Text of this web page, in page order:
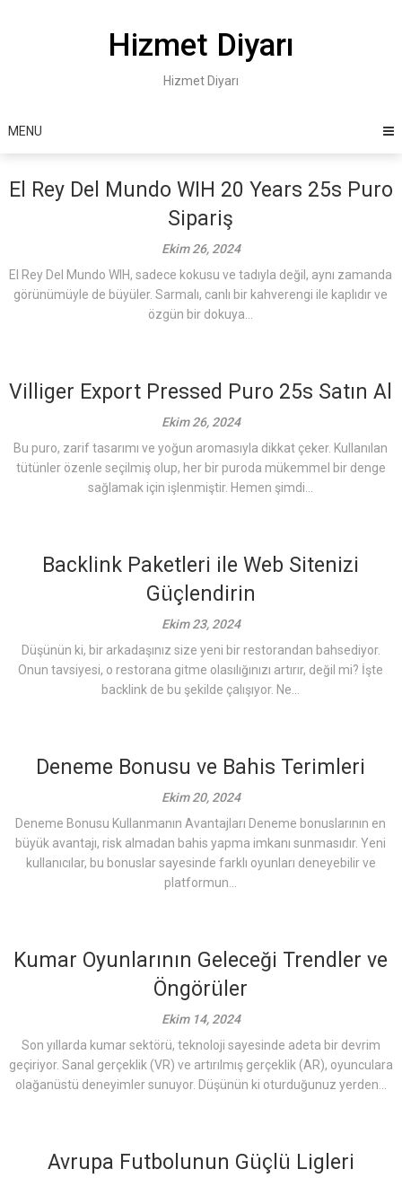
Hizmet Diyarı
Hizmet Diyarı
MENU
El Rey Del Mundo WIH 20 Years 25s Puro
Sipariş
Ekim 26, 2024
El Rey Del Mundo WIH, sadece kokusu ve tadıyla değil, aynı zamanda
görünümüyle de büyüler. Sarmalı, canlı bir kahverengi ile kaplıdır ve
özgün bir dokuya...
Villiger Export Pressed Puro 25s Satın Al
Ekim 26, 2024
Bu puro, zarif tasarımı ve yoğun aromasıyla dikkat çeker. Kullanılan
tütünler özenle seçilmiş olup, her bir puroda mükemmel bir denge
sağlamak için işlenmiştir. Hemen şimdi...
Backlink Paketleri ile Web Sitenizi
Güçlendirin
Ekim 23, 2024
Düşünün ki, bir arkadaşınız size yeni bir restorandan bahsediyor.
Onun tavsiyesi, o restorana gitme olasılığınızı artırır, değil mi? İşte
backlink de bu şekilde çalışıyor. Ne...
Deneme Bonusu ve Bahis Terimleri
Ekim 20, 2024
Deneme Bonusu Kullanmanın Avantajları Deneme bonuslarının en
büyük avantajı, risk almadan bahis yapma imkanı sunmasıdır. Yeni
kullanıcılar, bu bonuslar sayesinde farklı oyunları deneyebilir ve
platformun...
Kumar Oyunlarının Geleceği Trendler ve
Öngörüler
Ekim 14, 2024
Son yıllarda kumar sektörü, teknoloji sayesinde adeta bir devrim
geçiriyor. Sanal gerçeklik (VR) ve artırılmış gerçeklik (AR), oyunculara
olağanüstü deneyimler sunuyor. Düşünün ki oturduğunuz yerden...
Avrupa Futbolunun Güçlü Ligleri